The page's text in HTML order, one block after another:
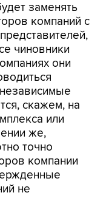
заменять
компаний с
чиновники
они
скажем, на
или
же,
точно
компании
не